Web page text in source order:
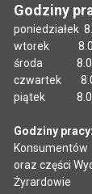
Godziny
poniedziałek
wtorek 8.00
środa 8.00
czwartek
piątek 8.00
Godziny pracy:
Konsumentów
oraz części
Żyrardowie